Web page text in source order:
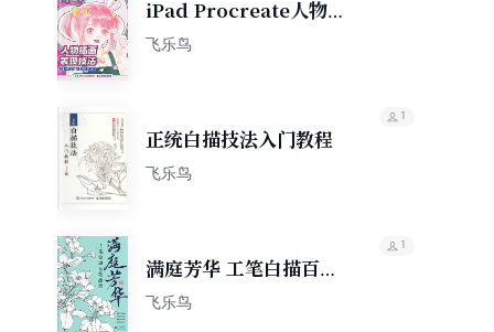
iPad Procreate人物
插画表现技法
飞乐鸟
正统白描技法入门教程
飞乐鸟
1
满庭芳华 工笔白描百花
画谱
飞乐鸟
1